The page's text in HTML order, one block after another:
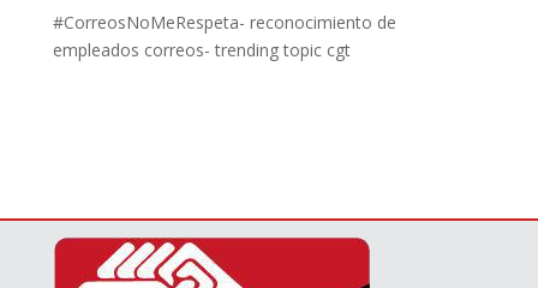
#CorreosNoMeRespeta- reconocimiento de
empleados correos- trending topic cgt